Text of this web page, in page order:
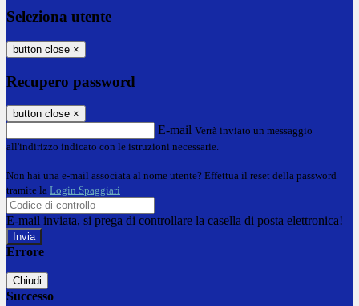
Seleziona utente
button close ×
Recupero password
button close ×
E-mail Verrà inviato un messaggio
all'indirizzo indicato con le istruzioni necessarie.
Non hai una e-mail associata al nome utente? Effettua il reset della password
tramite la Login Spaggiari
E-mail inviata, si prega di controllare la casella di posta elettronica!
Errore
Chiudi
Successo